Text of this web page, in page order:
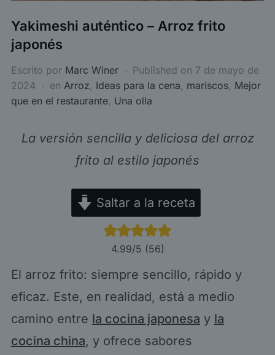
Yakimeshi auténtico – Arroz frito
japonés
Escrito por Marc Winer Published on 7 de mayo de
2024
en Arroz, Ideas para la cena, mariscos, Mejor
que en el restaurante, Una olla
La versión sencilla y deliciosa del arroz
frito al estilo japonés
Saltar a la receta
4.99/5 (56)
El arroz frito: siempre sencillo, rápido y
eficaz. Este, en realidad, está a medio
camino entre la cocina japonesa y la
cocina china, y ofrece sabores